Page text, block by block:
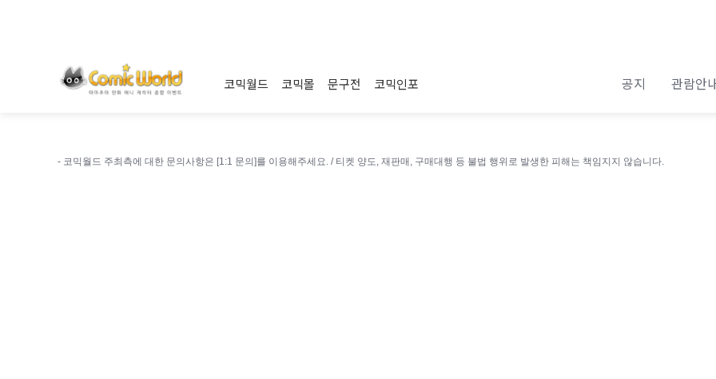
코믹월드 코믹몰 문구전 코믹인포 공지 관람안
- 코믹월드 주최측에 대한 문의사항은 [1:1 문의]를 이용해주세요. / 티켓 양도, 재판매, 구매대행 등 불법 행위로 발생한 피해는 책임지지 않습니다.